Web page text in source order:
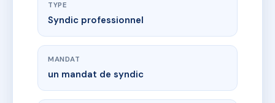
TYPE
Syndic professionnel
MANDAT
un mandat de syndic